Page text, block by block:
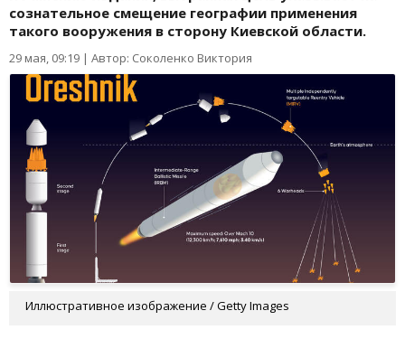
сознательное смещение географии применения
такого вооружения в сторону Киевской области.
29 мая, 09:19 | Автор: Соколенко Виктория
Иллюстративное изображение / Getty Images